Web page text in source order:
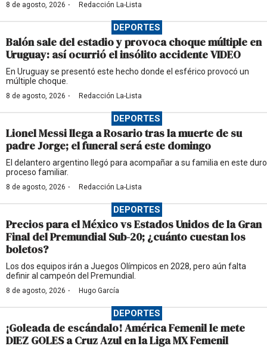
8 de agosto, 2026 · Redacción La-Lista
DEPORTES
Balón sale del estadio y provoca choque múltiple en
Uruguay: así ocurrió el insólito accidente VIDEO
En Uruguay se presentó este hecho donde el esférico provocó un
múltiple choque.
8 de agosto, 2026 · Redacción La-Lista
DEPORTES
Lionel Messi llega a Rosario tras la muerte de su
padre Jorge; el funeral será este domingo
El delantero argentino llegó para acompañar a su familia en este duro
proceso familiar.
8 de agosto, 2026 · Redacción La-Lista
DEPORTES
Precios para el México vs Estados Unidos de la Gran
Final del Premundial Sub-20; ¿cuánto cuestan los
boletos?
Los dos equipos irán a Juegos Olímpicos en 2028, pero aún falta
definir al campeón del Premundial.
8 de agosto, 2026 · Hugo García
DEPORTES
¡Goleada de escándalo! América Femenil le mete
DIEZ GOLES a Cruz Azul en la Liga MX Femenil